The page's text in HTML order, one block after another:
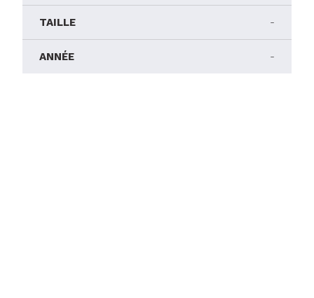
TAILLE -
ANNÉE -